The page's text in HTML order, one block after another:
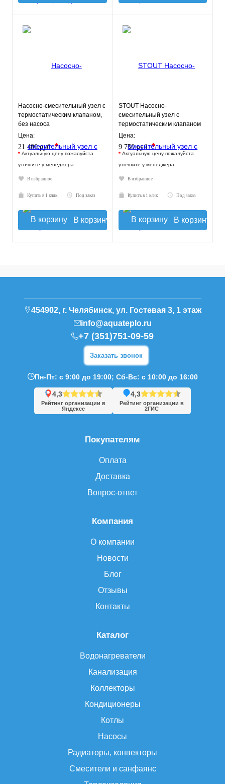
Насосно-смесительный узел с
термостатическим клапаном,
без насоса
Цена:
21 400 руб.*
* Актуальную цену пожалуйста
уточните у менеджера
В избранное
Купить в 1 клик Под заказ
В корзину
STOUT Насосно-
смесительный узел с
термостатическим клапаном
20-43°C и
жидкокристаллическим
термомет
Цена:
9 750 руб.*
* Актуальную цену пожалуйста
уточните у менеджера
В избранное
Купить в 1 клик Под заказ
В корзину
Каталог
Водонагреватели
Канализация
Коллекторы
Кондиционеры
Котлы
Насосы
Радиаторы, конвекторы
Смесители и санфаянс
Компания
О компании
Новости
Блог
Отзывы
Контакты
Покупателям
Оплата
Доставка
Вопрос-ответ
454902, г. Челябинск, ул. Гостевая 3, 1 этаж
info@aquateplo.ru
+7 (351)751-09-59
Заказать звонок
Пн-Пт: с 9:00 до 19:00; Сб-Вс: с 10:00 до 16:00
4,3
Рейтинг организации в
Яндексе
4,3
Рейтинг организации в
2ГИС